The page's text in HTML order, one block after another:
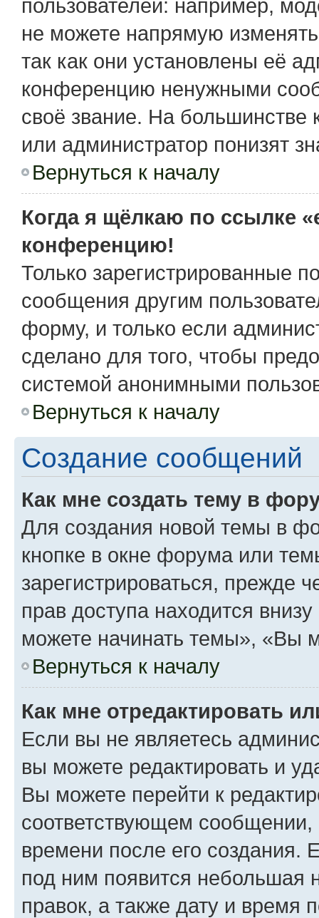
пользователей: например,
не можете напрямую
так как они установлены её
конференцию ненужными
своё звание. На
или администратор понизят
Вернуться к началу
Когда я щёлкаю по ссылке
конференцию!
Только зарегистрированные
сообщения другим
форму, и только если
сделано для того, чтобы
системой анонимными
Вернуться к началу
Создание сообщений
Как мне создать тему в
Для создания новой темы в
кнопке в окне форума или
зарегистрироваться, прежде
прав доступа находится
можете начинать темы», «Вы
Вернуться к началу
Как мне отредактировать
Если вы не являетесь
вы можете редактировать и
Вы можете перейти к
соответствующем сообщении,
времени после его создания.
под ним появится небольшая
правок, а также дату и время